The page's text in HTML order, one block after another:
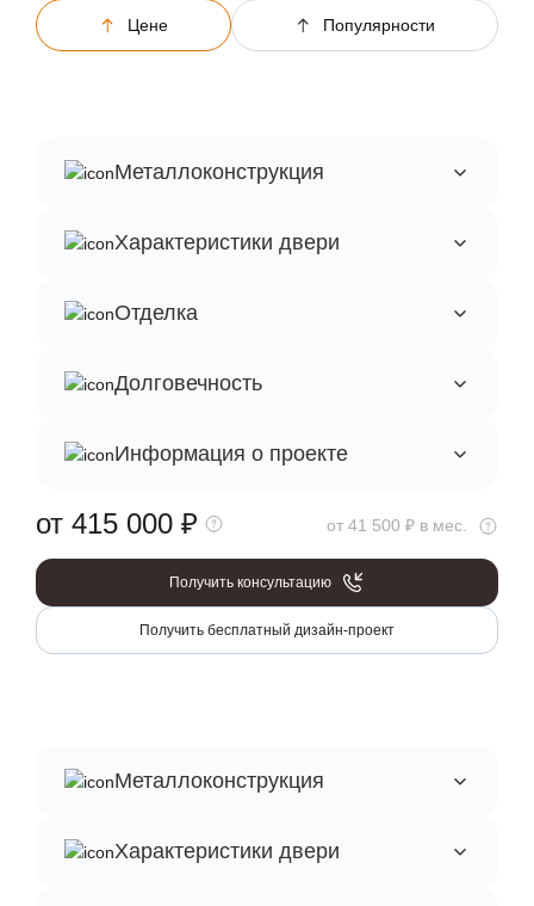
Цене Популярности
Металлоконструкция
Характеристики двери
Отделка
Долговечность
Информация о проекте
от 415 000 ₽ от 41 500 ₽ в мес.
Получить консультацию
Получить бесплатный дизайн-проект
Металлоконструкция
Характеристики двери